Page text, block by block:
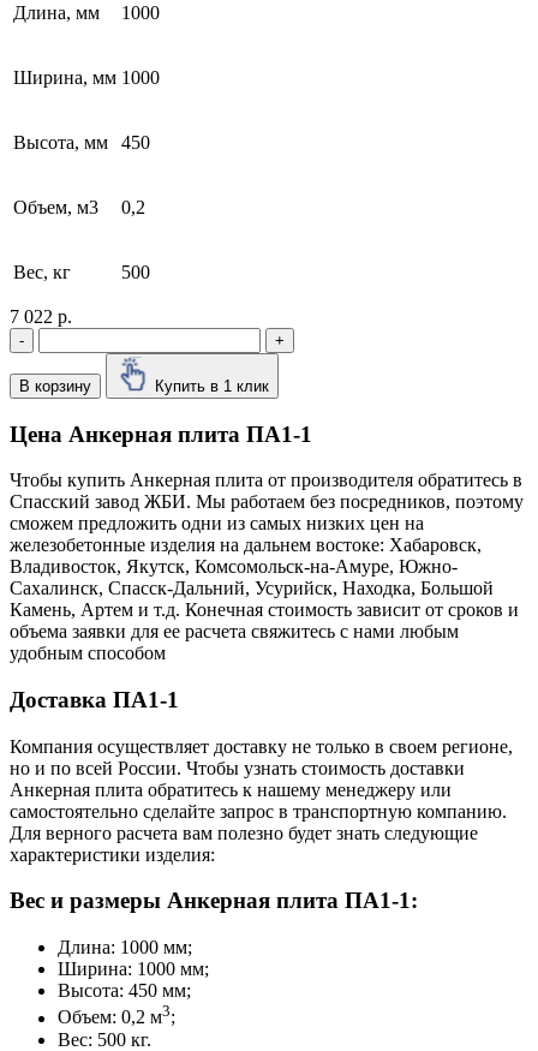
Длина, мм 1000
Ширина, мм 1000
Высота, мм 450
Объем, м3 0,2
Вес, кг 500
7 022 р.
- +
В корзину Купить в 1 клик
Цена Анкерная плита ПА1-1
Чтобы купить Анкерная плита от производителя обратитесь в
Cпасский завод ЖБИ. Мы работаем без посредников, поэтому
сможем предложить одни из самых низких цен на
железобетонные изделия на дальнем востоке: Хабаровск,
Владивосток, Якутск, Комсомольск-на-Амуре, Южно-
Сахалинск, Спасск-Дальний, Усурийск, Находка, Большой
Камень, Артем и т.д. Конечная стоимость зависит от сроков и
объема заявки для ее расчета свяжитесь с нами любым
удобным способом
Доставка ПА1-1
Компания осуществляет доставку не только в своем регионе,
но и по всей России. Чтобы узнать стоимость доставки
Анкерная плита обратитесь к нашему менеджеру или
самостоятельно сделайте запрос в транспортную компанию.
Для верного расчета вам полезно будет знать следующие
характеристики изделия:
Вес и размеры Анкерная плита ПА1-1:
Длина: 1000 мм;
Ширина: 1000 мм;
Высота: 450 мм;
Объем: 0,2 м3;
Вес: 500 кг.